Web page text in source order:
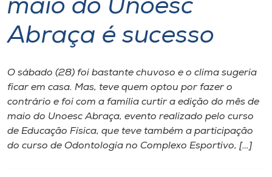
Portal de Ensino
A
Internacionalização
maio do Unoesc
Abraça é sucesso
O sábado (28) foi bastante chuvoso e o clima sugeria
ficar em casa. Mas, teve quem optou por fazer o
contrário e foi com a família curtir a edição do mês de
maio do Unoesc Abraça, evento realizado pelo curso
de Educação Física, que teve também a participação
do curso de Odontologia no Complexo Esportivo, […]